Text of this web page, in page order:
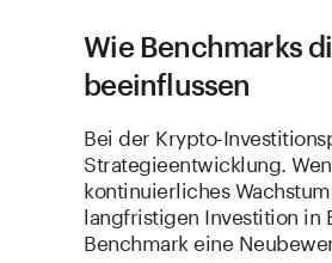
Wie Benchmarks
beeinflussen
Bei der Krypto-
Strategieentwicklung.
kontinuierliches
langfristigen Investition in
Benchmark eine